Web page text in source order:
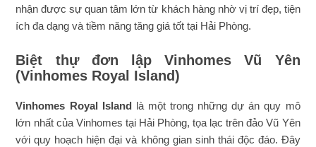
nhận được sự quan tâm lớn từ khách hàng nhờ vị trí đẹp, tiện
ích đa dạng và tiềm năng tăng giá tốt tại Hải Phòng.
Biệt thự đơn lập Vinhomes Vũ Yên
(Vinhomes Royal Island)
Vinhomes Royal Island là một trong những dự án quy mô
lớn nhất của Vinhomes tại Hải Phòng, tọa lạc trên đảo Vũ Yên
với quy hoạch hiện đại và không gian sinh thái độc đáo. Đây